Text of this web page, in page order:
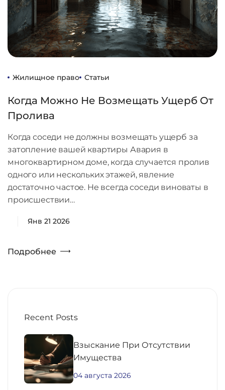
Жилищное право Статьи
Когда Можно Не Возмещать Ущерб От
Пролива
Когда соседи не должны возмещать ущерб за
затопление вашей квартиры Авария в
многоквартирном доме, когда случается пролив
одного или нескольких этажей, явление
достаточно частое. Не всегда соседи виноваты в
происшествии…
Янв 21 2026
Подробнее
Recent Posts
Взыскание При Отсутствии
Имущества
04 августа 2026